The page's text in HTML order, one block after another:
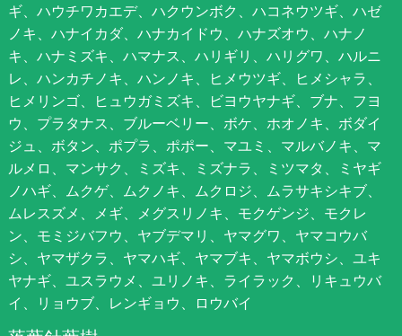
ギ、ハウチワカエデ、ハクウンボク、ハコネウツギ、ハゼ
ノキ、ハナイカダ、ハナカイドウ、ハナズオウ、ハナノ
キ、ハナミズキ、ハマナス、ハリギリ、ハリグワ、ハルニ
レ、ハンカチノキ、ハンノキ、ヒメウツギ、ヒメシャラ、
ヒメリンゴ、ヒュウガミズキ、ビヨウヤナギ、ブナ、フヨ
ウ、プラタナス、ブルーベリー、ボケ、ホオノキ、ボダイ
ジュ、ボタン、ポプラ、ポポー、マユミ、マルバノキ、マ
ルメロ、マンサク、ミズキ、ミズナラ、ミツマタ、ミヤギ
ノハギ、ムクゲ、ムクノキ、ムクロジ、ムラサキシキブ、
ムレスズメ、メギ、メグスリノキ、モクゲンジ、モクレ
ン、モミジバフウ、ヤブデマリ、ヤマグワ、ヤマコウバ
シ、ヤマザクラ、ヤマハギ、ヤマブキ、ヤマボウシ、ユキ
ヤナギ、ユスラウメ、ユリノキ、ライラック、リキュウバ
イ、リョウブ、レンギョウ、ロウバイ